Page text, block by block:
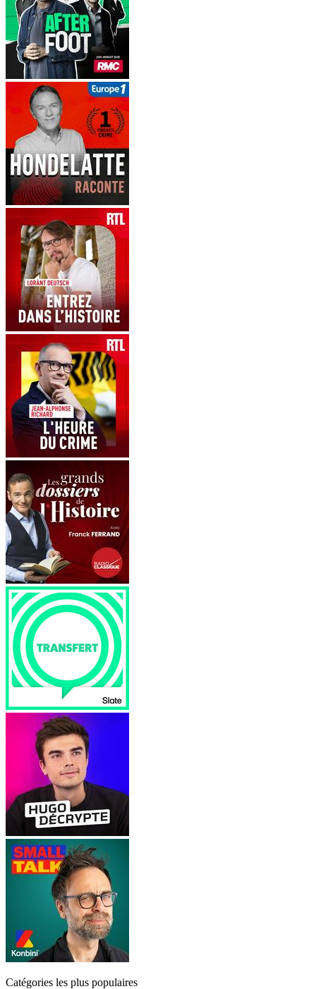
Catégories les plus populaires